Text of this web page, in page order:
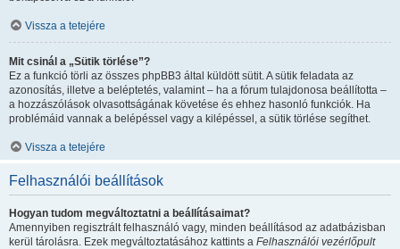
Vissza a tetejére
Mit csinál a „Sütik törlése”?
Ez a funkció törli az összes phpBB3 által küldött sütit. A sütik feladata az
azonosítás, illetve a beléptetés, valamint – ha a fórum tulajdonosa beállította –
a hozzászólások olvasottságának követése és ehhez hasonló funkciók. Ha
problémáid vannak a belépéssel vagy a kilépéssel, a sütik törlése segíthet.
Vissza a tetejére
Felhasználói beállítások
Hogyan tudom megváltoztatni a beállításaimat?
Amennyiben regisztrált felhasználó vagy, minden beállításod az adatbázisban
kerül tárolásra. Ezek megváltoztatásához kattints a Felhasználói vezérlőpult